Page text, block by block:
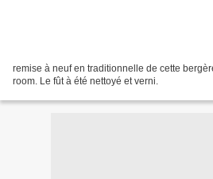
remise à neuf en traditionnelle de cette
room. Le fût à été nettoyé et verni.